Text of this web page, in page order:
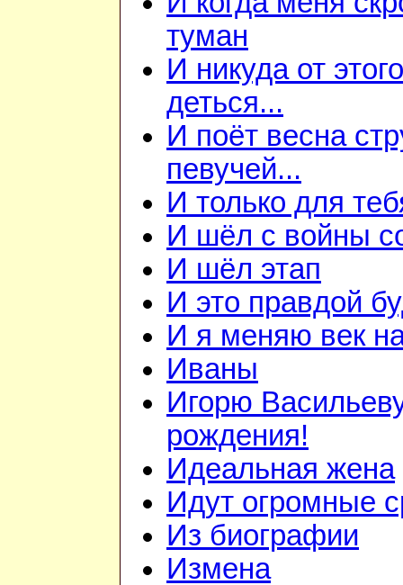
туман
И никуда от
деться...
И поёт весна
певучей...
И только для
И шёл с войны
И шёл этап
И это правдой
И я меняю век
Иваны
Игорю
рождения!
Идеальная жена
Идут огромные
Из биографии
Измена